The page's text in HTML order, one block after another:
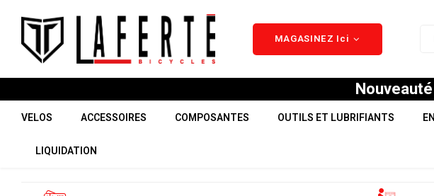
MAGASINEZ Ici
VELOS ACCESSOIRES COMPOSANTES OUTILS ET LUBRIFIANTS
LIQUIDATION